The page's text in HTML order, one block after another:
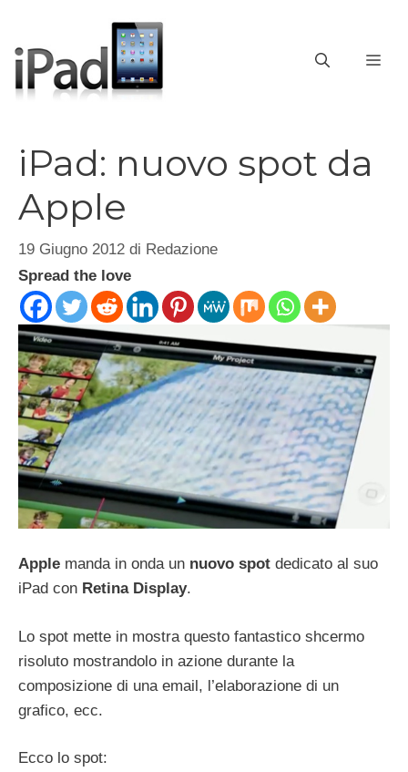
contenuto
iPad: nuovo spot da
Apple
19 Giugno 2012 di Redazione
Spread the love
Apple manda in onda un nuovo spot dedicato al suo
iPad con Retina Display.
Lo spot mette in mostra questo fantastico shcermo
risoluto mostrandolo in azione durante la
composizione di una email, l’elaborazione di un
grafico, ecc.
Ecco lo spot: